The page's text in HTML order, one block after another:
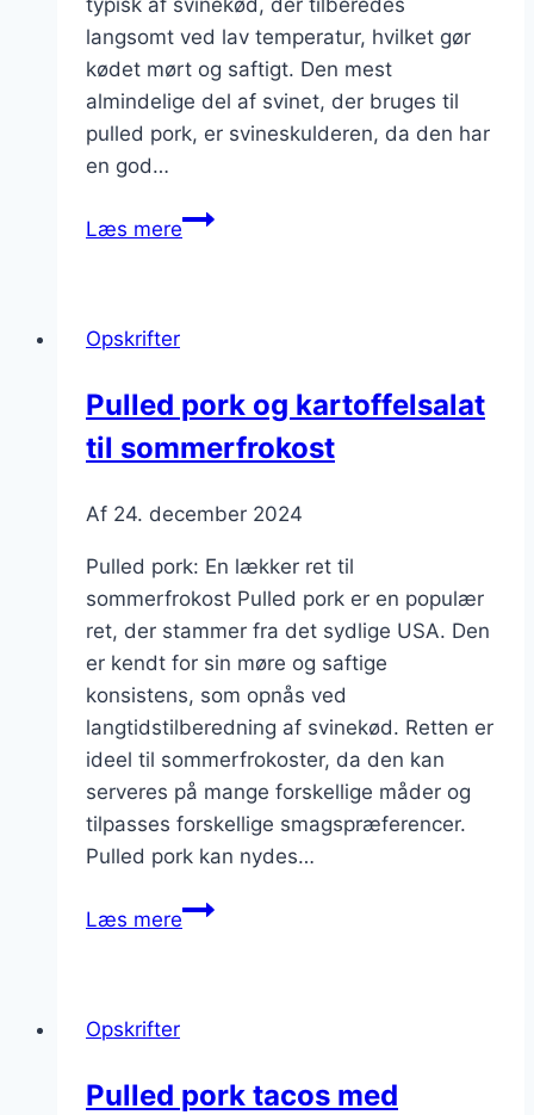
typisk af svinekød, der tilberedes
langsomt ved lav temperatur, hvilket gør
kødet mørt og saftigt. Den mest
almindelige del af svinet, der bruges til
pulled pork, er svineskulderen, da den har
en god…
Læs merePulled
ingredienser
Opskrifter
Pulled pork og kartoffelsalat
til sommerfrokost
Af 24. december 2024
Pulled pork: En lækker ret til
sommerfrokost Pulled pork er en populær
ret, der stammer fra det sydlige USA. Den
er kendt for sin møre og saftige
konsistens, som opnås ved
langtidstilberedning af svinekød. Retten er
ideel til sommerfrokoster, da den kan
serveres på mange forskellige måder og
tilpasses forskellige smagspræferencer.
Pulled pork kan nydes…
Læs merePulled
Opskrifter
Pulled pork tacos med